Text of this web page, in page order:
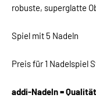
robuste, superglatte
Spiel mit 5 Nadeln
Preis für 1 Nadelspiel
addi-Nadeln = Qualität